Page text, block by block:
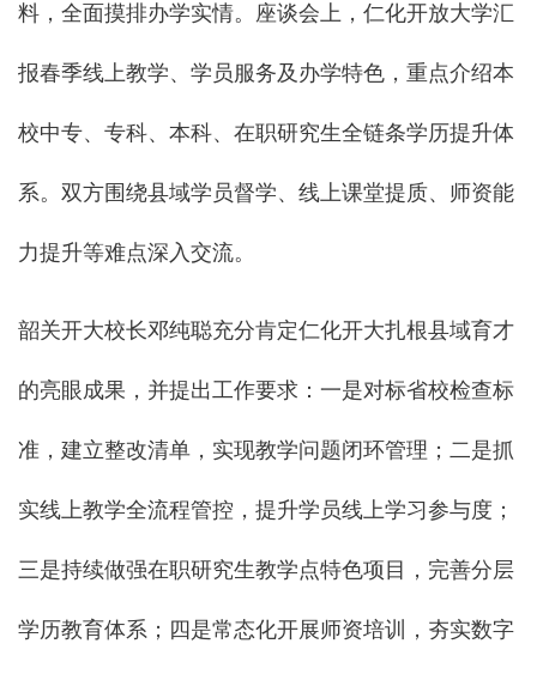
料，全面摸排办学实情。座谈会上，仁化开放大学汇
报春季线上教学、学员服务及办学特色，重点介绍本
校中专、专科、本科、在职研究生全链条学历提升体
系。双方围绕县域学员督学、线上课堂提质、师资能
力提升等难点深入交流。
韶关开大校长邓纯聪充分肯定仁化开大扎根县域育才
的亮眼成果，并提出工作要求：一是对标省校检查标
准，建立整改清单，实现教学问题闭环管理；二是抓
实线上教学全流程管控，提升学员线上学习参与度；
三是持续做强在职研究生教学点特色项目，完善分层
学历教育体系；四是常态化开展师资培训，夯实数字